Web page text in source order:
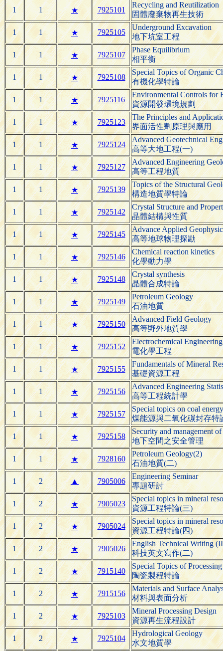
1 1 ★ 7925101
Recycling and Reutilization
固體廢棄物再生技術
1 1 ★ 7925105
Underground Excavation
地下坑室工程
1 1 ★ 7925107
Phase Equilibrium
相平衡
1 1 ★ 7925108
Special Topics of Organic
有機化學特論
1 1 ★ 7925116
Environmental Controls for
資源開發環境規劃
1 1 ★ 7925123
The Principles and
界面活性劑原理與應用
1 1 ★ 7925124
Advanced Geotechnical
高等大地工程(一)
1 1 ★ 7925127
Advanced Engineering
高等工程地質
1 1 ★ 7925139
Topics of the Structural
構造地質學特論
1 1 ★ 7925142
Crystal Structure and
晶體結構與性質
1 1 ★ 7925145
Advance Applied
高等地球物理探勘
1 1 ★ 7925146
Chemical reaction kinetics
化學動力學
1 1 ★ 7925148
Crystal synthesis
晶體合成特論
1 1 ★ 7925149
Petroleum Geology
石油地質
1 1 ★ 7925150
Advanced Field Geology
高等野外地質學
1 1 ★ 7925152
Electrochemical Engineering
電化學工程
1 1 ★ 7925155
Fundamentals of Mineral
基礎資源工程
1 1 ★ 7925156
Advanced Engineering
高等工程統計學
1 1 ★ 7925157
Special topics on coal
煤能源與二氧化碳封存特
1 1 ★ 7925158
Security and management
地下空間之安全管理
1 1 ★ 7928160
Petroleum Geology(2)
石油地質(二)
1 2 ▲ 7905006
Engineering Seminar
專題研討
1 2 ★ 7905023
Special topics in mineral
資源工程特論(三)
1 2 ★ 7905024
Special topics in mineral
資源工程特論(四)
1 2 ★ 7905026
English Technical Writing
科技英文寫作(二)
1 2 ★ 7915140
Special Topics of
陶瓷製程特論
1 2 ★ 7915156
Materials and Surface
材料與表面分析
1 2 ★ 7925103
Mineral Processing Design
資源再生流程設計
1 2 ★ 7925104
Hydrological Geology
水文地質學